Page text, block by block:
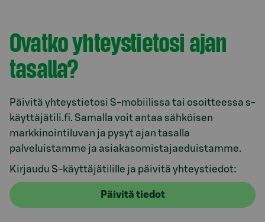
Ovatko yhteystietosi ajan
tasalla?
Päivitä yhteystietosi S-mobiilissa tai osoitteessa s-
käyttäjätili.fi. Samalla voit antaa sähköisen
markkinointiluvan ja pysyt ajan tasalla
palveluistamme ja asiakasomistajaeduistamme.
Kirjaudu S-käyttäjätilille ja päivitä yhteystiedot:
Päivitä tiedot